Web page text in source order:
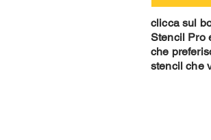
clicca sul
Stencil Pro
che
stencil che